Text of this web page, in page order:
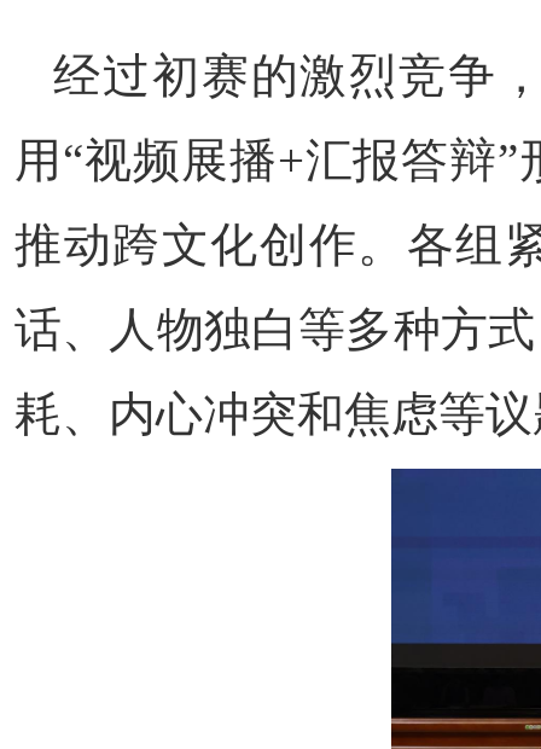
经过初赛的激烈竞争
用“视频展播+汇报答辩
推动跨文化创作。各组
话、人物独白等多种方
耗、内心冲突和焦虑等